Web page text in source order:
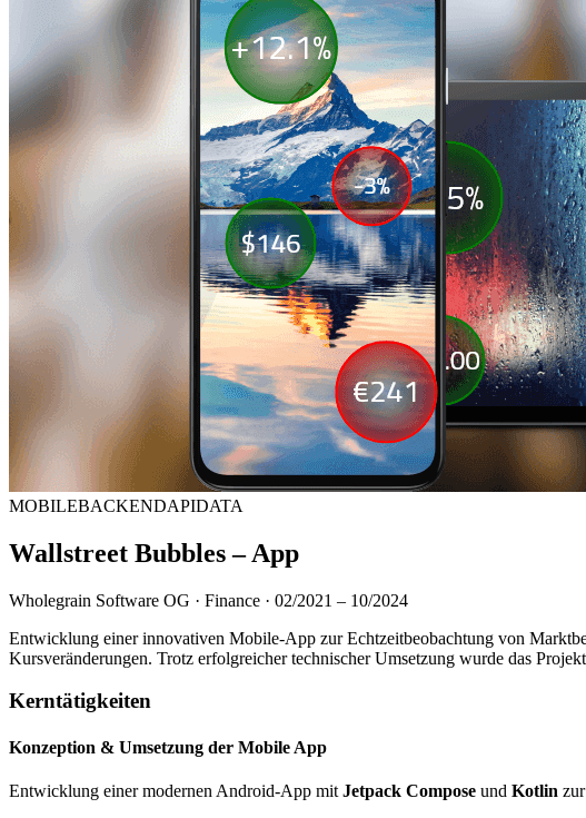
MOBILEBACKENDAPIDATA
Wallstreet Bubbles – App
Wholegrain Software OG · Finance · 02/2021 – 10/2024
Entwicklung einer innovativen Mobile-App zur Echtzeitbeobachtung von
Kursveränderungen. Trotz erfolgreicher technischer Umsetzung wurde das
Kerntätigkeiten
Konzeption & Umsetzung der Mobile App
Entwicklung einer modernen Android-App mit Jetpack Compose und Kotlin